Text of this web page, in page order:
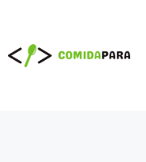
contenido